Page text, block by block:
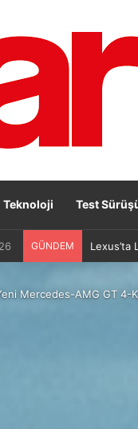
Teknoloji Test
GÜNDEM Lexus’ta
Mercedes-AMG GT 4-